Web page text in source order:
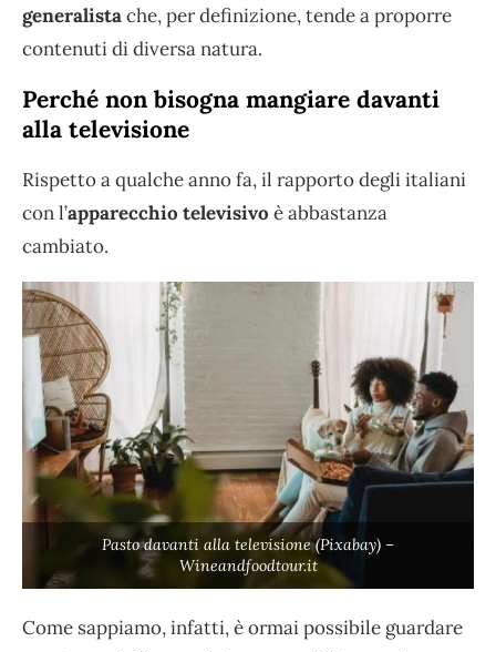
generalistache, per definizione, tende a proporre
contenuti di diversa natura.
Perché non bisogna mangiare davanti
alla televisione
Rispetto a qualche anno fa, il rapporto degli italiani
con l’apparecchio televisivo è abbastanza
cambiato.
Pasto davanti alla televisione (Pixabay) –
Wineandfoodtour.it
Come sappiamo, infatti, è ormai possibile guardare